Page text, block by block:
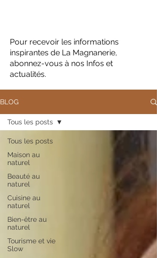
Pour recevoir les informations
inspirantes de La Magnanerie,
abonnez-vous à nos Infos et
actualités.
BLOG
Tous les posts
Maison au
naturel
Beauté au
naturel
Cuisine au
naturel
Bien-être au
naturel
Tourisme et vie
Slow
Tous les posts